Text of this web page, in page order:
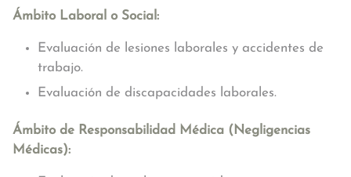
Ámbito Laboral o Social:
Evaluación de lesiones laborales y accidentes de
trabajo.
Evaluación de discapacidades laborales.
Ámbito de Responsabilidad Médica (Negligencias
Médicas):